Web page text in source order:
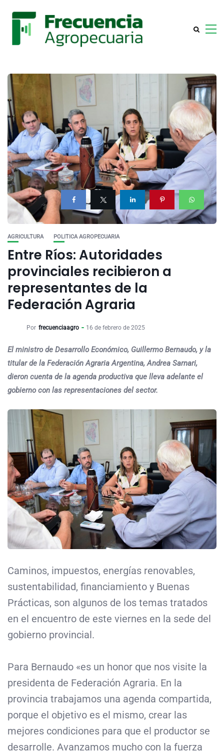
AGRICULTURA POLITICA AGROPECUARIA
Entre Ríos: Autoridades
provinciales recibieron a
representantes de la
Federación Agraria
Por frecuenciaagro 16 de febrero de 2025
El ministro de Desarrollo Económico, Guillermo Bernaudo, y la
titular de la Federación Agraria Argentina, Andrea Sarnari,
dieron cuenta de la agenda productiva que lleva adelante el
gobierno con las representaciones del sector.
Caminos, impuestos, energías renovables,
sustentabilidad, financiamiento y Buenas
Prácticas, son algunos de los temas tratados
en el encuentro de este viernes en la sede del
gobierno provincial.
Para Bernaudo «es un honor que nos visite la
presidenta de Federación Agraria. En la
provincia trabajamos una agenda compartida,
porque el objetivo es el mismo, crear las
mejores condiciones para que el productor se
desarrolle. Avanzamos mucho con la fuerza